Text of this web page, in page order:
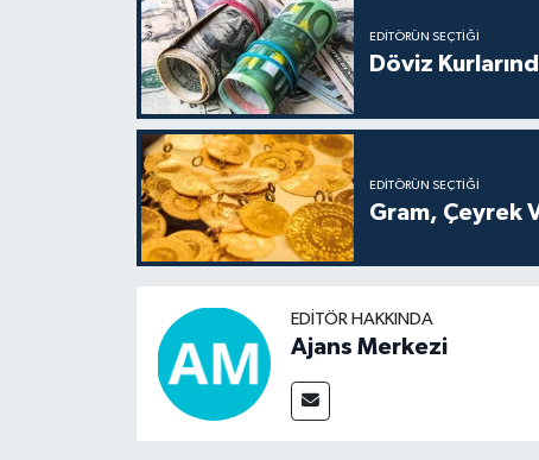
EDITÖRÜN SEÇTIĞI
Döviz
EDITÖRÜN SEÇTIĞI
Gram, Çeyrek
EDITÖR HAKKINDA
Ajans Merkezi